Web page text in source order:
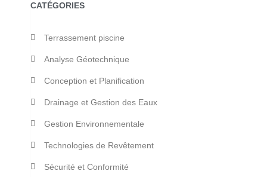
CATÉGORIES
Terrassement piscine
Analyse Géotechnique
Conception et Planification
Drainage et Gestion des Eaux
Gestion Environnementale
Technologies de Revêtement
Sécurité et Conformité